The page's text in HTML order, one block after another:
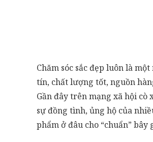
Chăm sóc sắc đẹp luôn là
tín, chất lượng tốt, nguồn
Gần đây trên mạng xã hội
sự đồng tình, ủng hộ của
phẩm ở đâu cho “chuẩn” bây